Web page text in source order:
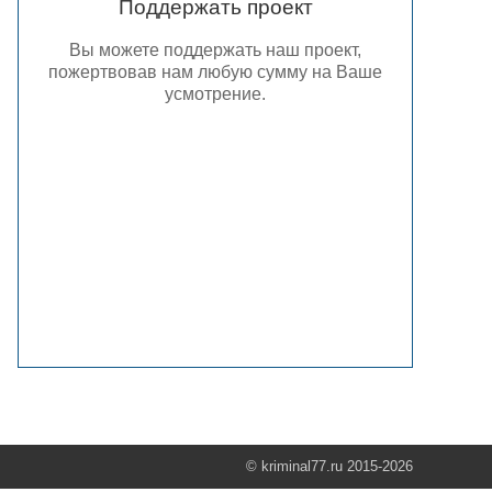
Поддержать проект
Вы можете поддержать наш проект,
пожертвовав нам любую сумму на Ваше
усмотрение.
© kriminal77.ru 2015-2026